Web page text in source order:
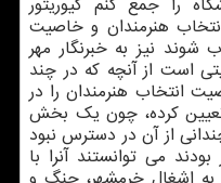
را جمع كنم كیوریتور
+۳۰» درباره انتخاب هنرمندان و خاصیت
نیز به خبرنگار مهر
«خرمشهر + ۳۰» روایتی است از آنچه كه در چند
انتخاب هنرمندان را در
كرده، چون یك بخش
از آن در دسترس نبود
می توانستند آنرا با